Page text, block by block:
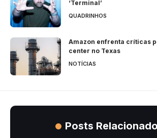
‘Terminal’
QUADRINHOS
Amazon enfrenta críticas
center no Texas
NOTÍCIAS
Posts